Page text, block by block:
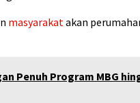
masyarakatakan
Penuh Program MBG